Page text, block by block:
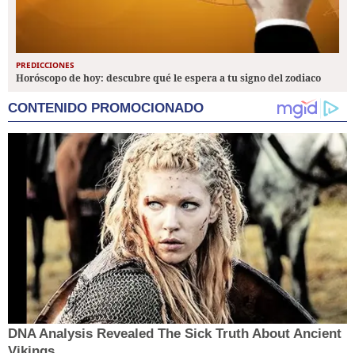
PREDICCIONES
Horóscopo de hoy: descubre qué le espera a tu signo del zodiaco
CONTENIDO PROMOCIONADO
DNA Analysis Revealed The Sick Truth About Ancient